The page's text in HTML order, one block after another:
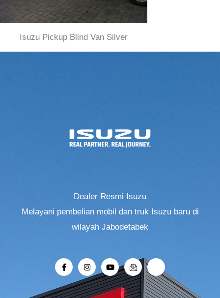
Isuzu Pickup Blind Van Silver
Dealer Resmi Isuzu
Melayani pembelian mobil dan truk Isuzu baru di
wilayah Jabodetabek
F
a
e
b
I
n
s
t
a
Y
o
u
t
I
c
o
n
-
i
-
r
o